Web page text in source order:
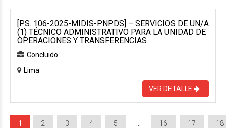
[P.S. 106-2025-MIDIS-PNPDS] – SERVICIOS DE UN/A
(1) TÉCNICO ADMINISTRATIVO PARA LA UNIDAD DE
OPERACIONES Y TRANSFERENCIAS
Concluido
Lima
VER DETALLE
1 2 3 4 5 16 17 18